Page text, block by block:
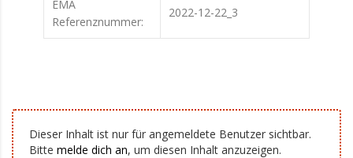
EMA
Referenznummer:
2022-12-22_3
Dieser Inhalt ist nur für angemeldete Benutzer sichtbar.
Bitte melde dich an, um diesen Inhalt anzuzeigen.